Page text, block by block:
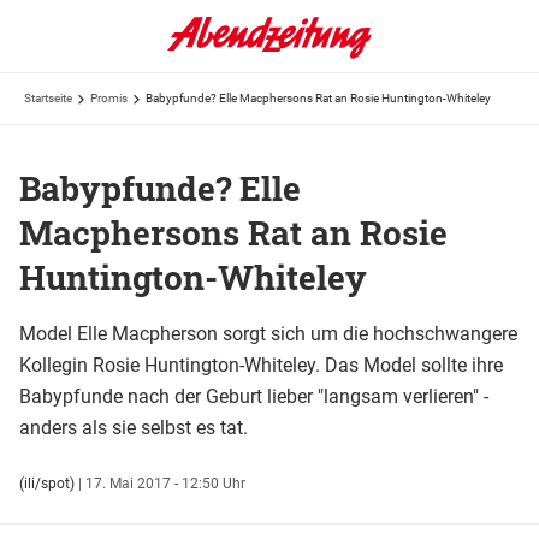
Startseite Promis Babypfunde? Elle Macphersons Rat an Rosie Huntington-Whiteley
Babypfunde? Elle
Macphersons Rat an Rosie
Huntington-Whiteley
Model Elle Macpherson sorgt sich um die hochschwangere
Kollegin Rosie Huntington-Whiteley. Das Model sollte ihre
Babypfunde nach der Geburt lieber "langsam verlieren" -
anders als sie selbst es tat.
(ili/spot) | 17. Mai 2017 - 12:50 Uhr